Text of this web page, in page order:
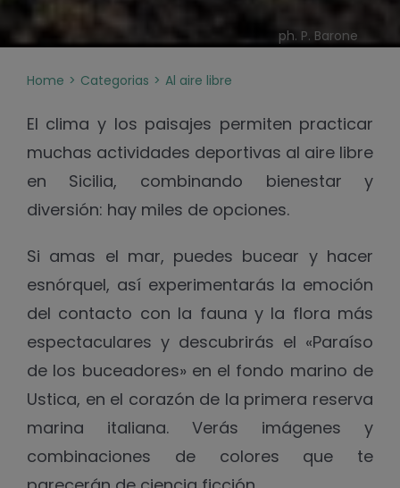
ph. P. Barone
Home Categorias Al aire libre
El clima y los paisajes permiten practicar
muchas actividades deportivas al aire libre
en Sicilia, combinando bienestar y
diversión: hay miles de opciones.
Si amas el mar, puedes bucear y hacer
esnórquel, así experimentarás la emoción
del contacto con la fauna y la flora más
espectaculares y descubrirás el «Paraíso
de los buceadores» en el fondo marino de
Ustica, en el corazón de la primera reserva
marina italiana. Verás imágenes y
combinaciones de colores que te